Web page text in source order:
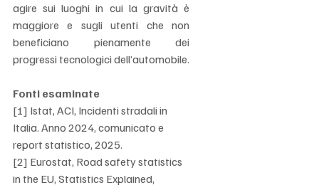
agire sui luoghi in cui la gravità è
maggiore e sugli utenti che non
beneficiano pienamente dei
progressi tecnologici dell’automobile.
Fonti esaminate
[1] Istat, ACI, Incidenti stradali in
Italia. Anno 2024, comunicato e
report statistico, 2025.
[2] Eurostat, Road safety statistics
in the EU, Statistics Explained,